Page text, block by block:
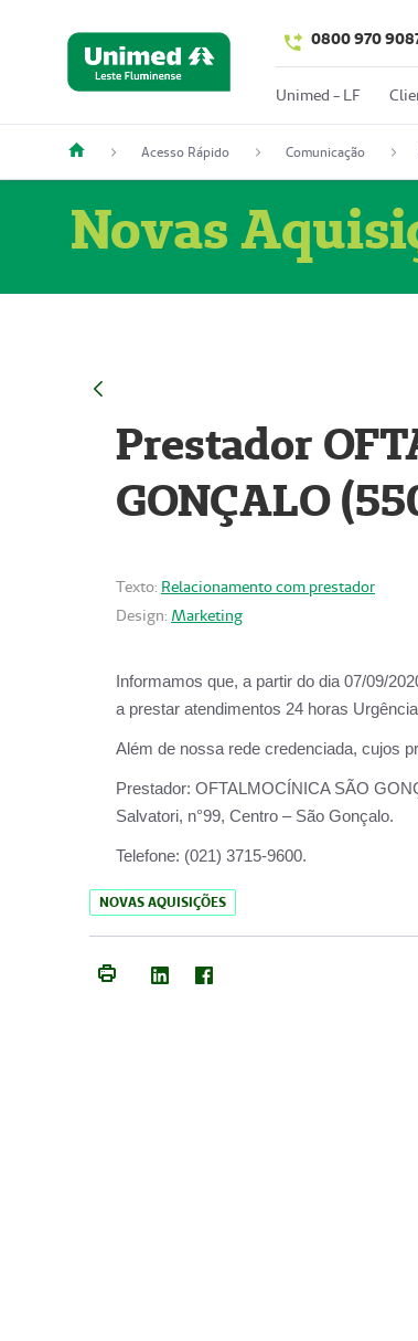
0800 970
Unimed - LF
Acesso Rápido Comunicação
Novas
Prestador
GONÇALO
Texto: Relacionamento com prestador
Design: Marketing
Informamos que, a partir do dia 07/09/
a prestar atendimentos 24 horas
Além de nossa rede credenciada, cujos
Prestador:
Salvatori, n°99, Centro – São Gonçalo.
Telefone: (021) 3715-9600.
NOVAS AQUISIÇÕES